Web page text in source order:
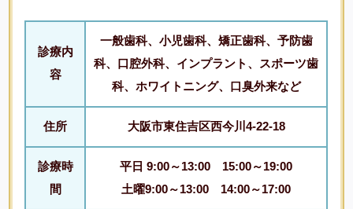
診療内
容
一般歯科、小児歯科、矯正歯科、予防歯
科、口腔外科、インプラント、スポーツ歯
科、ホワイトニング、口臭外来など
住所 大阪市東住吉区西今川4-22-18
診療時
間
平日 9:00～13:00 15:00～19:00
土曜9:00～13:00 14:00～17:00